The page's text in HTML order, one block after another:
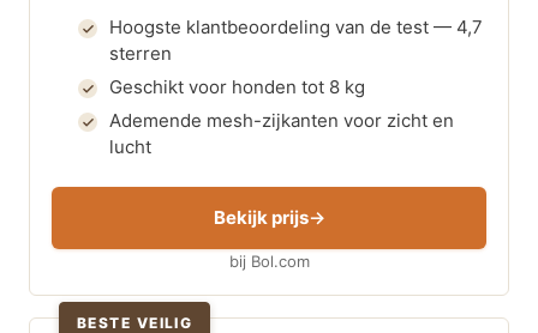
Hoogste klantbeoordeling van de test — 4,7
sterren
Geschikt voor honden tot 8 kg
Ademende mesh-zijkanten voor zicht en
lucht
Bekijk prijs
bij Bol.com
BESTE VEILIG